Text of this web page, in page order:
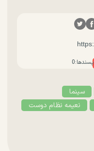
پسندها:0
سینما
نعیمه نظام دوست